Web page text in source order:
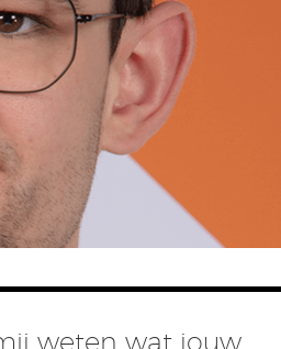
weten wat jouw